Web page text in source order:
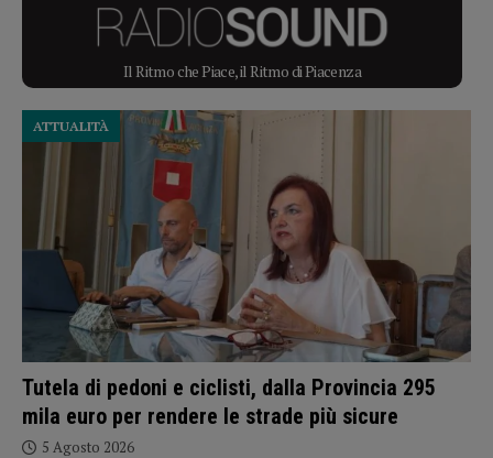
Il Ritmo che Piace, il Ritmo di Piacenza
Tutela di pedoni e ciclisti, dalla Provincia 295
mila euro per rendere le strade più sicure
ATTUALITÀ
5 Agosto 2026